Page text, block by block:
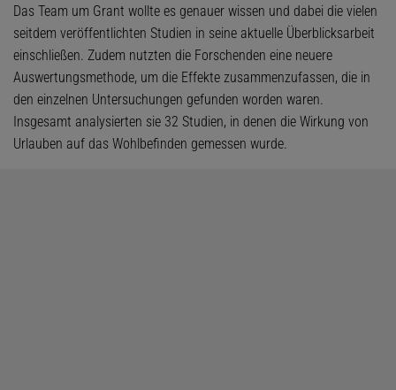
Das Team um Grant wollte es genauer wissen und dabei die vielen
seitdem veröffentlichten Studien in seine aktuelle Überblicksarbeit
einschließen. Zudem nutzten die Forschenden eine neuere
Auswertungsmethode, um die Effekte zusammenzufassen, die in
den einzelnen Untersuchungen gefunden worden waren.
Insgesamt analysierten sie 32 Studien, in denen die Wirkung von
Urlauben auf das Wohlbefinden gemessen wurde.